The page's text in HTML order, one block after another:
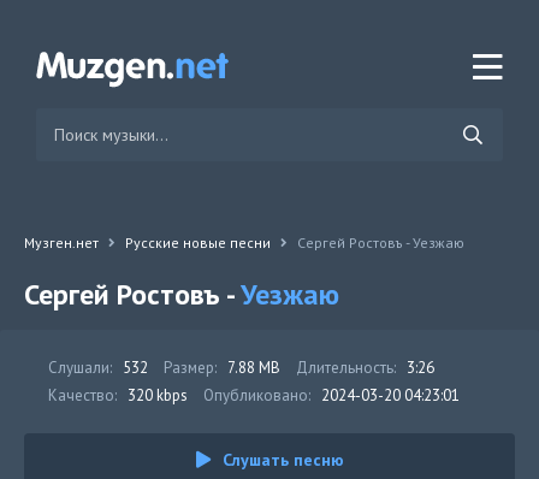
Музген.нет Русские новые песни Сергей Ростовъ - Уезжаю
Сергей Ростовъ -Уезжаю
Слушали: 532 Размер: 7.88 MB Длительность: 3:26
Качество: 320 kbps Опубликовано: 2024-03-20 04:23:01
Слушать песню